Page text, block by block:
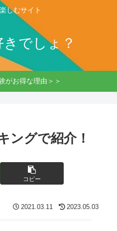
しむサイト
でしょ？
がお得な理由＞＞
ングで紹介！
コピー
2021.03.11 2023.05.03